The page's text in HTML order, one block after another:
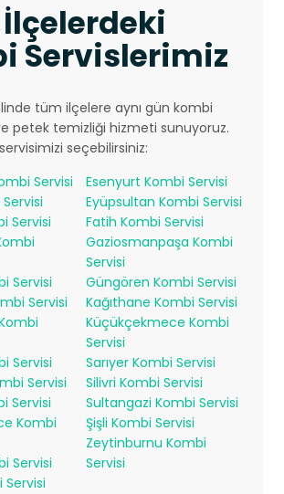
Servislerimiz
tüm ilçelere aynı gün kombi
petek temizliği hizmeti sunuyoruz.
seçebilirsiniz:
Servisi
Servisi
Servisi
Servisi
Servisi
Servisi
Servisi
Kombi
Servisi
Servisi
Esenyurt Kombi Servisi
Eyüpsultan Kombi Servisi
Fatih Kombi Servisi
Gaziosmanpaşa Kombi
Servisi
Güngören Kombi Servisi
Kağıthane Kombi Servisi
Küçükçekmece Kombi
Servisi
Sarıyer Kombi Servisi
Silivri Kombi Servisi
Sultangazi Kombi Servisi
Şişli Kombi Servisi
Zeytinburnu Kombi
Servisi